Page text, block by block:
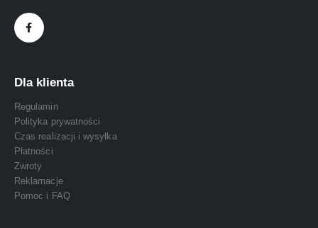
Dla klienta
Regulamin
Polityka prywatności
Czas realizacji i wysyłka
Płatności
Zwroty
Reklamacje
Pomoc i FAQ